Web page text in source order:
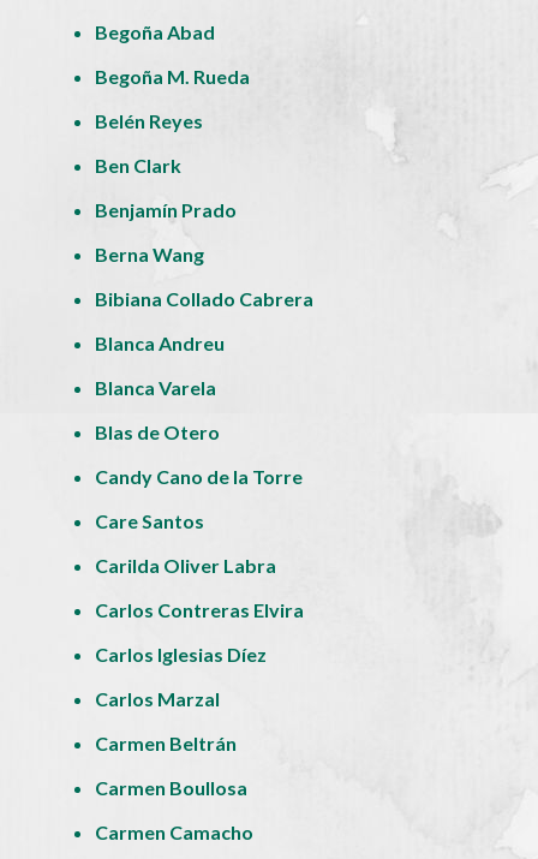
Begoña Abad
Begoña M. Rueda
Belén Reyes
Ben Clark
Benjamín Prado
Berna Wang
Bibiana Collado Cabrera
Blanca Andreu
Blanca Varela
Blas de Otero
Candy Cano de la Torre
Care Santos
Carilda Oliver Labra
Carlos Contreras Elvira
Carlos Iglesias Díez
Carlos Marzal
Carmen Beltrán
Carmen Boullosa
Carmen Camacho